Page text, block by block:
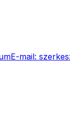
E-mail: